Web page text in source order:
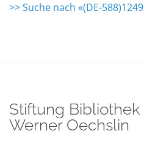
>> Suche nach «(DE-
Stiftung Bibliothek
Werner Oechslin